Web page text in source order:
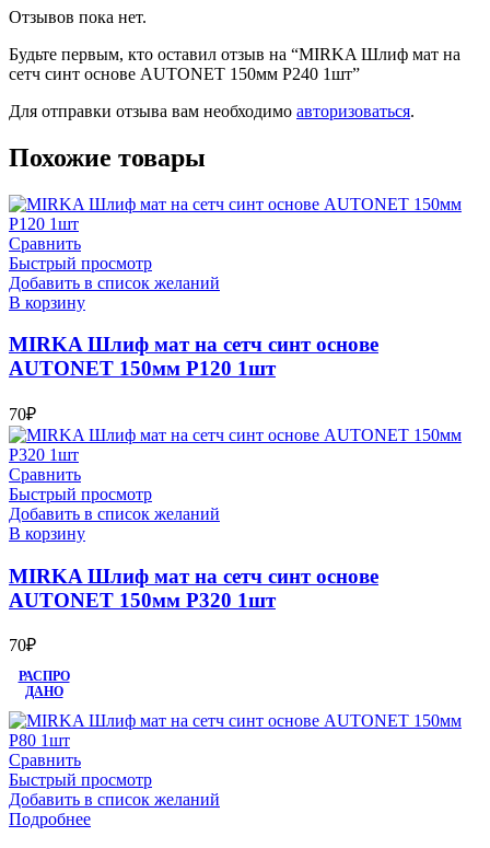
Отзывов пока нет.
Будьте первым, кто оставил отзыв на “MIRKA Шлиф мат на
сетч синт основе AUTONET 150мм Р240 1шт”
Для отправки отзыва вам необходимо авторизоваться.
Похожие товары
Сравнить
Быстрый просмотр
Добавить в список желаний
В корзину
MIRKA Шлиф мат на сетч синт основе
AUTONET 150мм Р120 1шт
70₽
Сравнить
Быстрый просмотр
Добавить в список желаний
В корзину
MIRKA Шлиф мат на сетч синт основе
AUTONET 150мм Р320 1шт
70₽
РАСПРО
ДАНО
Сравнить
Быстрый просмотр
Добавить в список желаний
Подробнее